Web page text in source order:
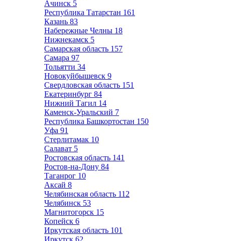
Ачинск 5
Республика Татарстан 161
Казань 83
Набережные Челны 18
Нижнекамск 5
Самарская область 157
Самара 97
Тольятти 34
Новокуйбышевск 9
Свердловская область 151
Екатеринбург 84
Нижний Тагил 14
Каменск-Уральский 7
Республика Башкортостан 150
Уфа 91
Стерлитамак 10
Салават 5
Ростовская область 141
Ростов-на-Дону 84
Таганрог 10
Аксай 8
Челябинская область 112
Челябинск 53
Магнитогорск 15
Копейск 6
Иркутская область 101
Иркутск 62